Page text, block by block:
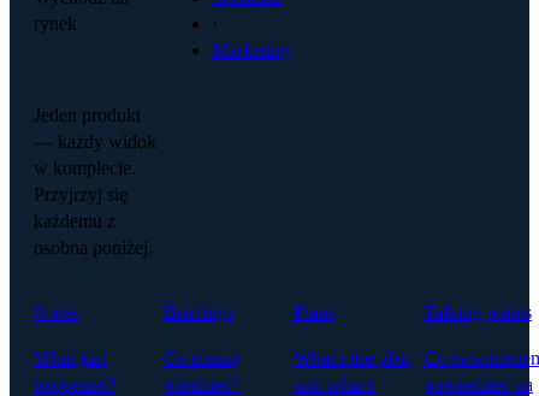
rynek
·
Marketing
Jeden produkt
— każdy widok
w komplecie.
Przyjrzyj się
każdemu z
osobna poniżej.
Notes
What just
happened?
Briefings
Co muszę
wiedzieć?
Plans
What's the plan,
and what's
Talking points
Co
powiedzieć na